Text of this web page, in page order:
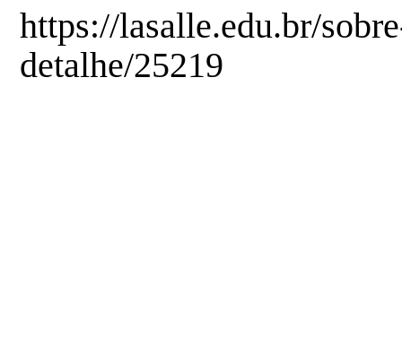
https://lasalle.edu.br/
detalhe/25219